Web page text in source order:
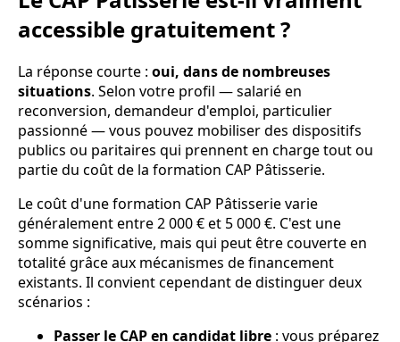
accessible gratuitement ?
La réponse courte : oui, dans de nombreuses
situations. Selon votre profil — salarié en
reconversion, demandeur d'emploi, particulier
passionné — vous pouvez mobiliser des dispositifs
publics ou paritaires qui prennent en charge tout ou
partie du coût de la formation CAP Pâtisserie.
Le coût d'une formation CAP Pâtisserie varie
généralement entre 2 000 € et 5 000 €. C'est une
somme significative, mais qui peut être couverte en
totalité grâce aux mécanismes de financement
existants. Il convient cependant de distinguer deux
scénarios :
Passer le CAP en candidat libre : vous préparez